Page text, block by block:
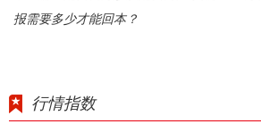
报需要多少才能回本？
行情指数